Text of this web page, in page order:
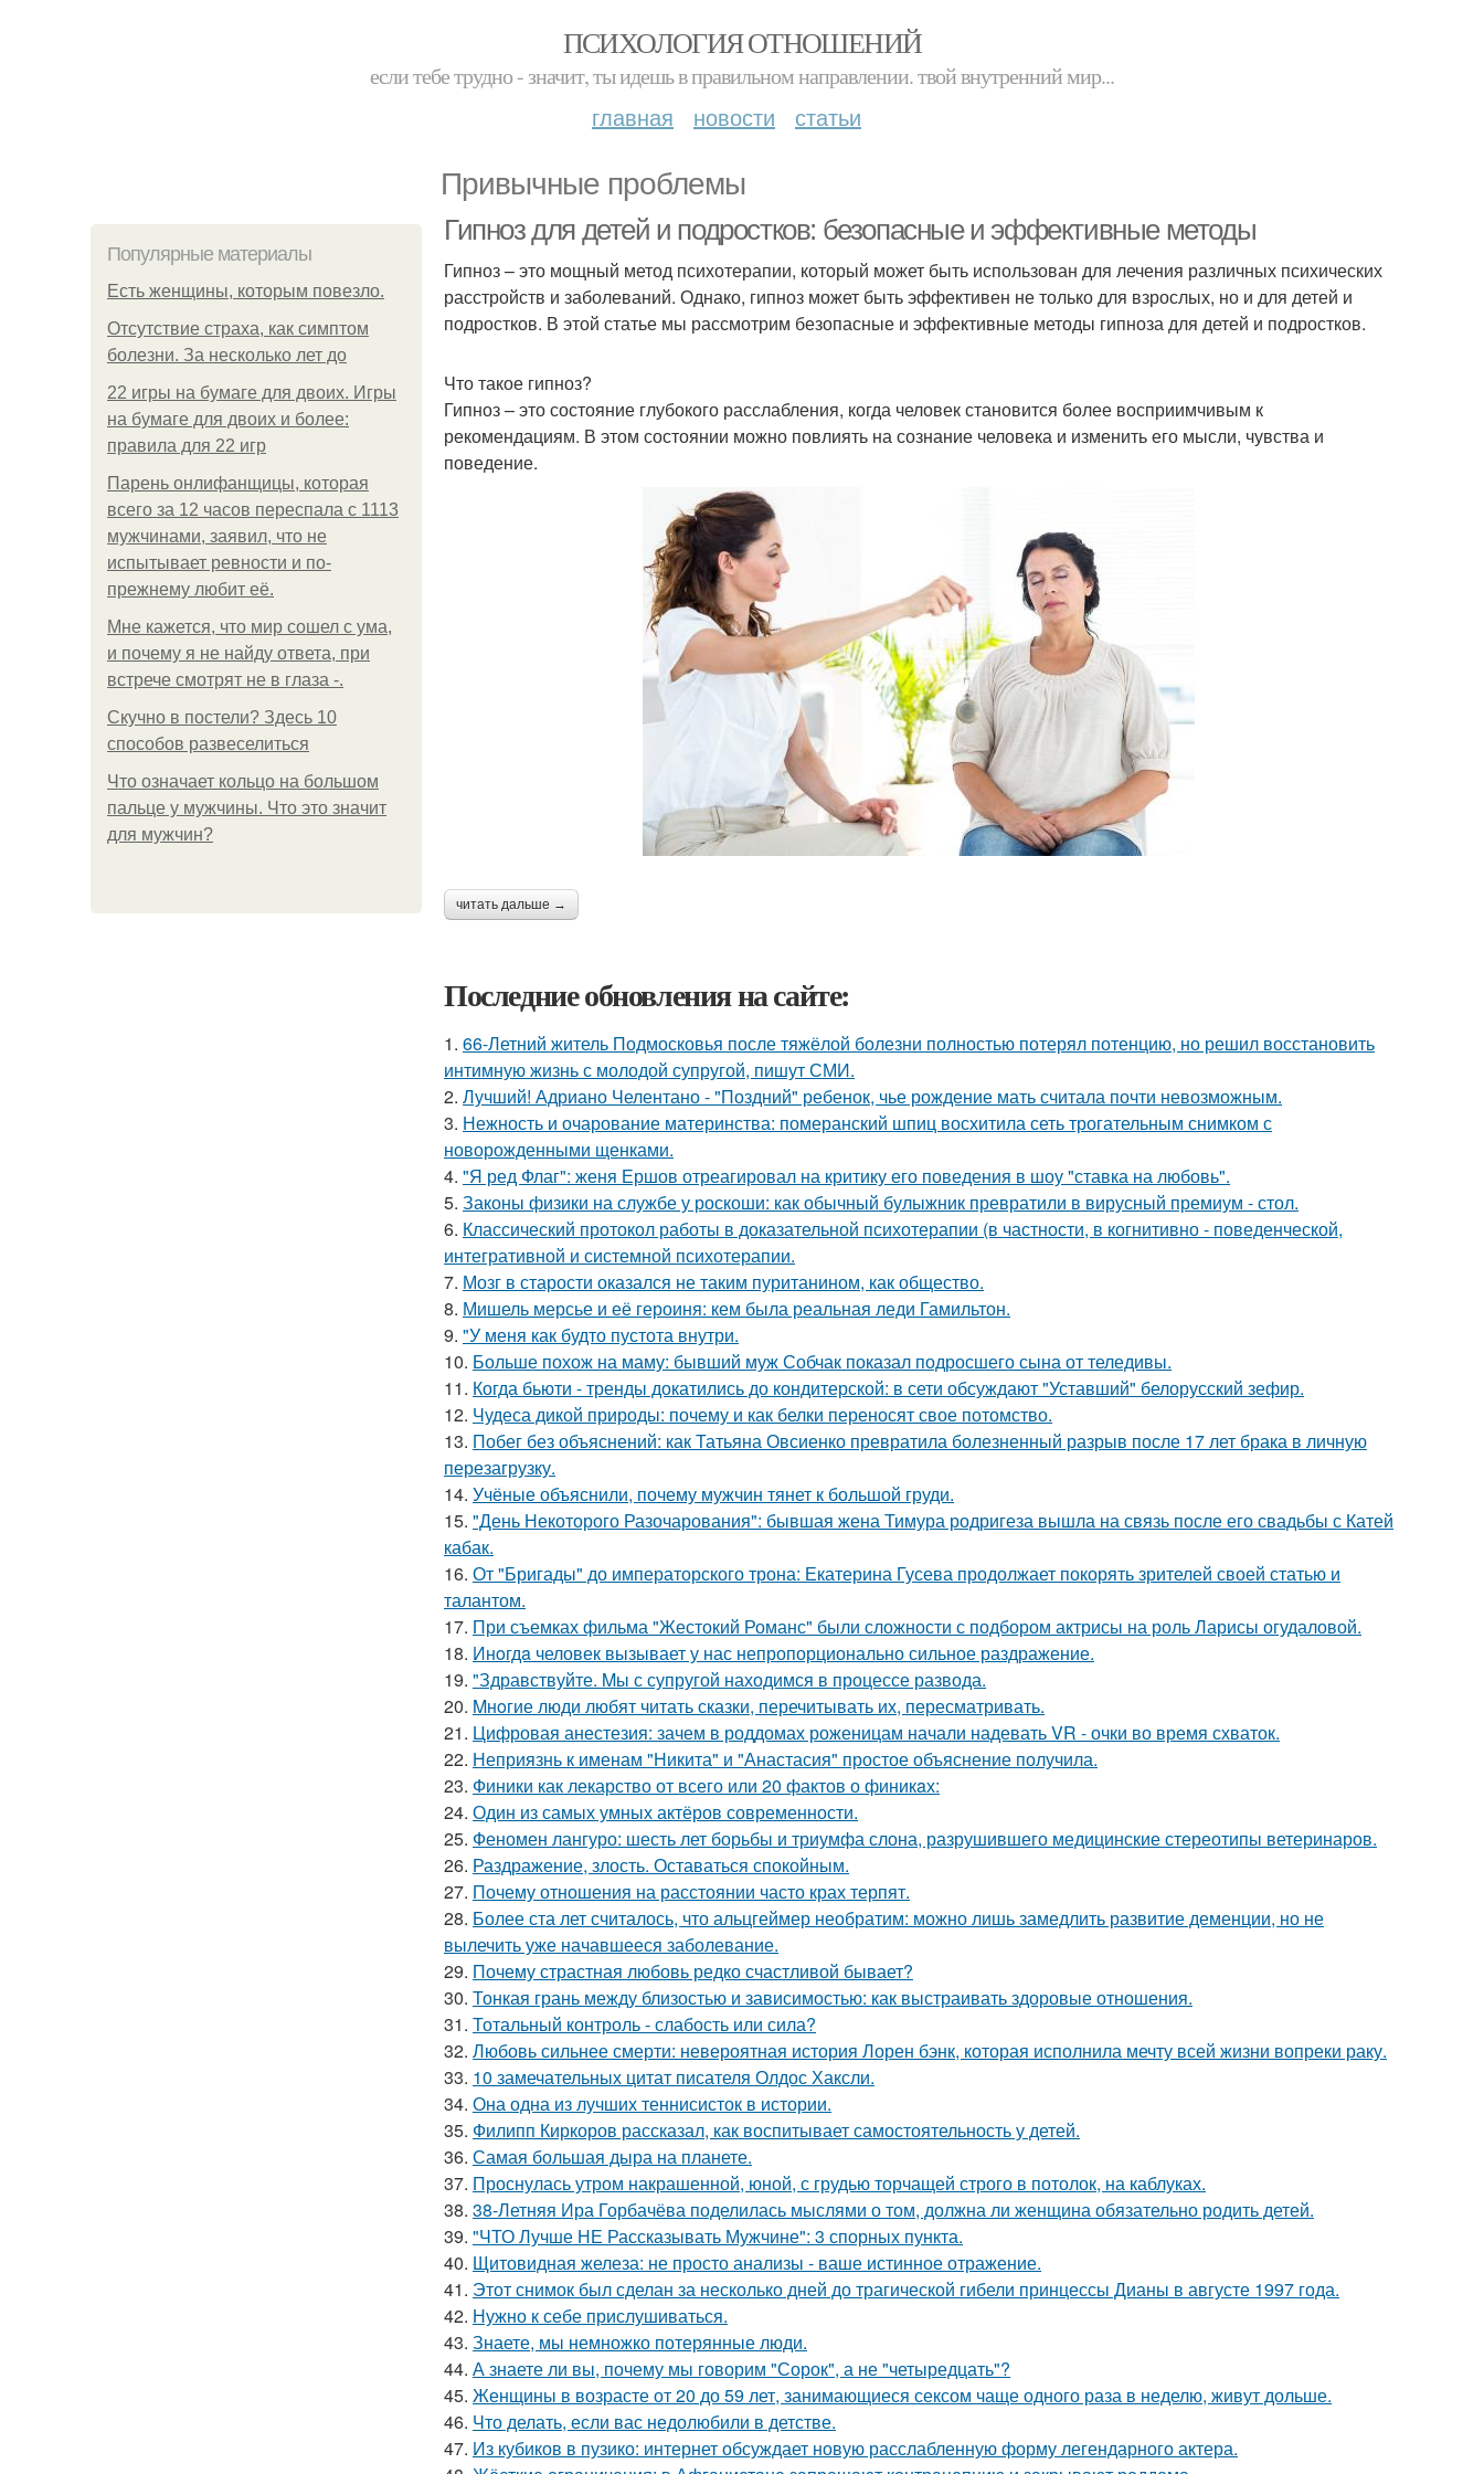
ПСИХОЛОГИЯ ОТНОШЕНИЙ
если тебе трудно - значит, ты идешь в правильном направлении. твой внутренний мир...
главная новости статьи
Привычные проблемы
Популярные материалы
Есть женщины, которым повезло.
Отсутствие страха, как симптом
болезни. За несколько лет до
22 игры на бумаге для двоих. Игры
на бумаге для двоих и более:
правила для 22 игр
Парень онлифанщицы, которая
всего за 12 часов переспала с 1113
мужчинами, заявил, что не
испытывает ревности и по-
прежнему любит её.
Мне кажется, что мир сошел с ума,
и почему я не найду ответа, при
встрече смотрят не в глаза -.
Скучно в постели? Здесь 10
способов развеселиться
Что означает кольцо на большом
пальце у мужчины. Что это значит
для мужчин?
Гипноз для детей и подростков: безопасные и эффективные методы
Гипноз – это мощный метод психотерапии, который может быть использован для лечения различных психических
расстройств и заболеваний. Однако, гипноз может быть эффективен не только для взрослых, но и для детей и
подростков. В этой статье мы рассмотрим безопасные и эффективные методы гипноза для детей и подростков.
Что такое гипноз?
Гипноз – это состояние глубокого расслабления, когда человек становится более восприимчивым к
рекомендациям. В этом состоянии можно повлиять на сознание человека и изменить его мысли, чувства и
поведение.
читать дальше →
Последние обновления на сайте:
1. 66-Летний житель Подмосковья после тяжёлой болезни полностью потерял потенцию, но решил восстановить
интимную жизнь с молодой супругой, пишут СМИ.
2. Лучший! Адриано Челентано - "Поздний" ребенок, чье рождение мать считала почти невозможным.
3. Нежность и очарование материнства: померанский шпиц восхитила сеть трогательным снимком с
новорожденными щенками.
4. "Я ред Флаг": женя Ершов отреагировал на критику его поведения в шоу "ставка на любовь".
5. Законы физики на службе у роскоши: как обычный булыжник превратили в вирусный премиум - стол.
6. Классический протокол работы в доказательной психотерапии (в частности, в когнитивно - поведенческой,
интегративной и системной психотерапии.
7. Мозг в старости оказался не таким пуританином, как общество.
8. Мишель мерсье и её героиня: кем была реальная леди Гамильтон.
9. "У меня как будто пустота внутри.
10. Больше похож на маму: бывший муж Собчак показал подросшего сына от теледивы.
11. Когда бьюти - тренды докатились до кондитерской: в сети обсуждают "Уставший" белорусский зефир.
12. Чудеса дикой природы: почему и как белки переносят свое потомство.
13. Побег без объяснений: как Татьяна Овсиенко превратила болезненный разрыв после 17 лет брака в личную
перезагрузку.
14. Учёные объяснили, почему мужчин тянет к большой груди.
15. "День Некоторого Разочарования": бывшая жена Тимура родригеза вышла на связь после его свадьбы с Катей
кабак.
16. От "Бригады" до императорского трона: Екатерина Гусева продолжает покорять зрителей своей статью и
талантом.
17. При съемках фильма "Жестокий Романс" были сложности с подбором актрисы на роль Ларисы огудаловой.
18. Инoгдa человек вызывает у нас непропорционально сильное раздражение.
19. "Здравствуйте. Mы с супругой находимся в процессе развода.
20. Mнoгие люди любят читать сказки, перечитывать их, пересматривать.
21. Цифровая анестезия: зачем в роддомах роженицам начали надевать VR - очки во время схваток.
22. Неприязнь к именам "Никита" и "Анастасия" простое объяснение получила.
23. Финики как лекарство от всего или 20 фактов о финикaх:
24. Один из самых умных актёров современности.
25. Феномен лангуро: шесть лет борьбы и триумфа слона, разрушившего медицинские стереотипы ветеринаров.
26. Раздражение, злость. Оставаться спокойным.
27. Почему отношения на расстоянии часто крах терпят.
28. Более ста лет считалось, что альцгеймер необратим: можно лишь замедлить развитие деменции, но не
вылечить уже начавшееся заболевание.
29. Почему страстная любовь редко счастливой бывает?
30. Тонкая грань между близостью и зависимостью: как выстраивать здоровые отношения.
31. Тотальный контроль - слабость или сила?
32. Любовь сильнее смерти: невероятная история Лорен бэнк, которая исполнила мечту всей жизни вопреки раку.
33. 10 замечательных цитат писателя Олдос Хаксли.
34. Она одна из лучших теннисисток в истории.
35. Филипп Киркоров рассказал, как воспитывает самостоятельность у детей.
36. Самая большая дыра на планете.
37. Проснулась утром накрашенной, юной, с грудью торчащей строго в потолок, на каблуках.
38. 38-Летняя Ира Горбачёва поделилась мыслями о том, должна ли женщина обязательно родить детей.
39. "ЧТО Лучше НЕ Рассказывать Мужчине": 3 спорных пункта.
40. Щитовидная железа: не просто анализы - ваше истинное отражение.
41. Этот снимок был сделан за несколько дней до трагической гибели принцессы Дианы в августе 1997 года.
42. Нужно к себе прислушиваться.
43. Знаете, мы немножко потерянные люди.
44. А знаете ли вы, почему мы говорим "Сорок", а не "четыредцать"?
45. Женщины в возрасте от 20 до 59 лет, занимающиеся сексом чаще одного раза в неделю, живут дольше.
46. Что делать, если вас недолюбили в детстве.
47. Из кубиков в пузико: интернет обсуждает новую расслабленную форму легендарного актера.